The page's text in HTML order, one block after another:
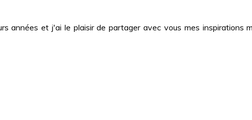
années et j'ai le plaisir de partager avec vous mes inspirations